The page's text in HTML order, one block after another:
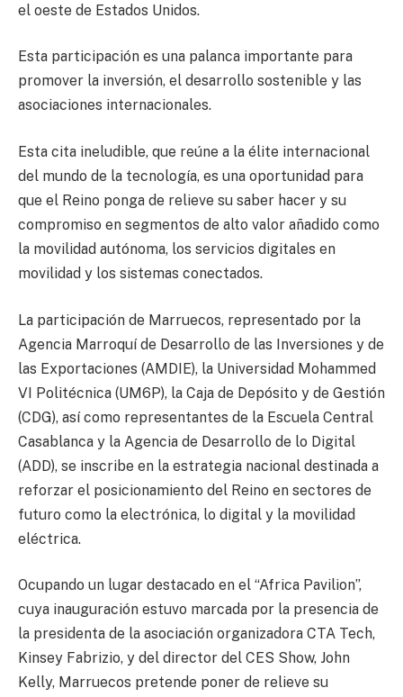
el oeste de Estados Unidos.
Esta participación es una palanca importante para
promover la inversión, el desarrollo sostenible y las
asociaciones internacionales.
Esta cita ineludible, que reúne a la élite internacional
del mundo de la tecnología, es una oportunidad para
que el Reino ponga de relieve su saber hacer y su
compromiso en segmentos de alto valor añadido como
la movilidad autónoma, los servicios digitales en
movilidad y los sistemas conectados.
La participación de Marruecos, representado por la
Agencia Marroquí de Desarrollo de las Inversiones y de
las Exportaciones (AMDIE), la Universidad Mohammed
VI Politécnica (UM6P), la Caja de Depósito y de Gestión
(CDG), así como representantes de la Escuela Central
Casablanca y la Agencia de Desarrollo de lo Digital
(ADD), se inscribe en la estrategia nacional destinada a
reforzar el posicionamiento del Reino en sectores de
futuro como la electrónica, lo digital y la movilidad
eléctrica.
Ocupando un lugar destacado en el “Africa Pavilion”,
cuya inauguración estuvo marcada por la presencia de
la presidenta de la asociación organizadora CTA Tech,
Kinsey Fabrizio, y del director del CES Show, John
Kelly, Marruecos pretende poner de relieve su